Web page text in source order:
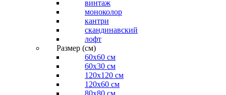
винтаж
моноколор
кантри
скандинавский
лофт
Размер (см)
60х60 см
60x30 см
120x120 см
120x60 см
80x80 см